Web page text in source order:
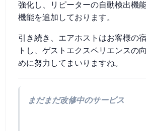
強化し、リピーターの自動検出機
機能を追加しております。
引き続き、エアホストはお客様の
トし、ゲストエクスペリエンスの
めに努力してまいりますね。
まだまだ改修中のサービス